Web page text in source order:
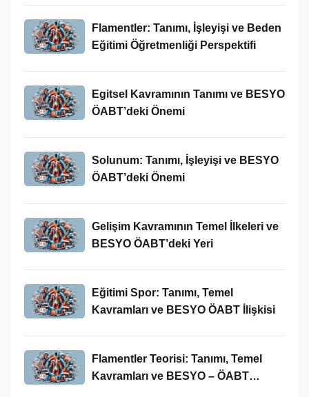
Flamentler: Tanımı, İşleyişi ve Beden
Eğitimi Öğretmenliği Perspektifi
Egitsel Kavramının Tanımı ve BESYO
ÖABT’deki Önemi
Solunum: Tanımı, İşleyişi ve BESYO
ÖABT’deki Önemi
Gelişim Kavramının Temel İlkeleri ve
BESYO ÖABT’deki Yeri
Eğitimi Spor: Tanımı, Temel
Kavramları ve BESYO ÖABT İlişkisi
Flamentler Teorisi: Tanımı, Temel
Kavramları ve BESYO – ÖABT